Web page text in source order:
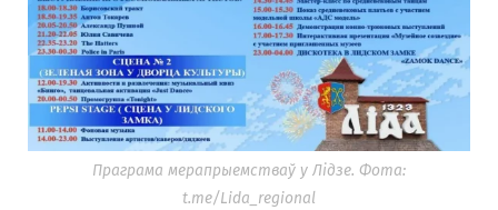
Праграма мерапрыемстваў у Лідзе. Фота:
t.me/Lida_regional